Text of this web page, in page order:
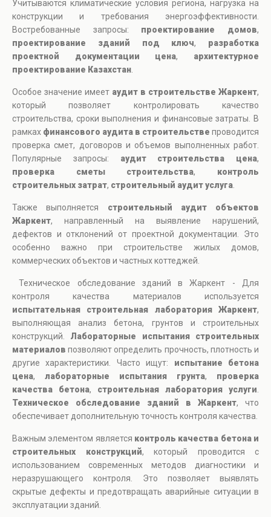
Учитываются климатические условия региона, нагрузка на
конструкции и требования энергоэффективности.
Востребованные запросы: проектирование домов,
проектирование зданий под ключ, разработка
проектной документации цена, архитектурное
проектирование Казахстан
Особое значение имеет аудит в строительстве Жаркент,
который позволяет контролировать качество
строительства, сроки выполнения и финансовые затраты. В
рамках финансового аудита в строительстве проводится
проверка смет, договоров и объемов выполненных работ.
Популярные запросы: аудит строительства цена,
проверка сметы строительства, контроль
строительных затрат, строительный аудит услугa
Также выполняется строительный аудит объектов
Жаркент, направленный на выявление нарушений,
дефектов и отклонений от проектной документации. Это
особенно важно при строительстве жилых домов,
коммерческих объектов и частных коттеджей.
Техническое обследование зданий в Жаркент - Для
контроля качества материалов используется
испытательная строительная лаборатория Жаркент,
выполняющая анализ бетона, грунтов и строительных
конструкций. Лабораторные испытания строительных
материалов позволяют определить прочность, плотность и
другие характеристики. Часто ищут: испытание бетона
цена, лабораторные испытания грунта, проверка
качества бетона, строительная лаборатория услуги
Техническое обследование зданий в Жаркент, что
обеспечивает дополнительную точность контроля качества.
Важным элементом является контроль качества бетона и
строительных конструкций, который проводится с
использованием современных методов диагностики и
неразрушающего контроля. Это позволяет выявлять
скрытые дефекты и предотвращать аварийные ситуации в
эксплуатации зданий.